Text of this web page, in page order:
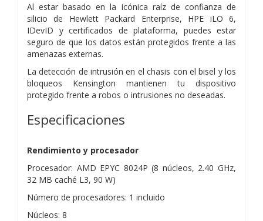
Al estar basado en la icónica raíz de confianza de
silicio de Hewlett Packard Enterprise, HPE iLO 6,
IDevID y certificados de plataforma, puedes estar
seguro de que los datos están protegidos frente a las
amenazas externas.
La detección de intrusión en el chasis con el bisel y los
bloqueos Kensington mantienen tu dispositivo
protegido frente a robos o intrusiones no deseadas.
Especificaciones
Rendimiento y procesador
Procesador: AMD EPYC 8024P (8 núcleos, 2.40 GHz,
32 MB caché L3, 90 W)
Número de procesadores: 1 incluido
Núcleos: 8